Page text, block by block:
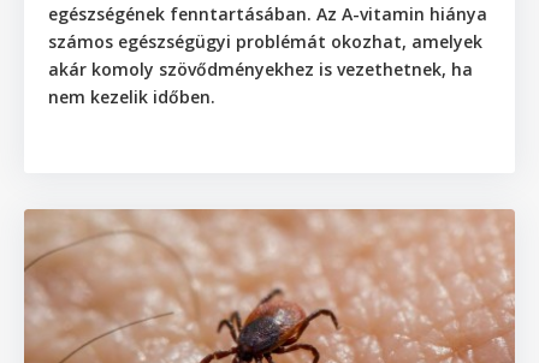
egészségének fenntartásában. Az A-vitamin hiánya
számos egészségügyi problémát okozhat, amelyek
akár komoly szövődményekhez is vezethetnek, ha
nem kezelik időben.